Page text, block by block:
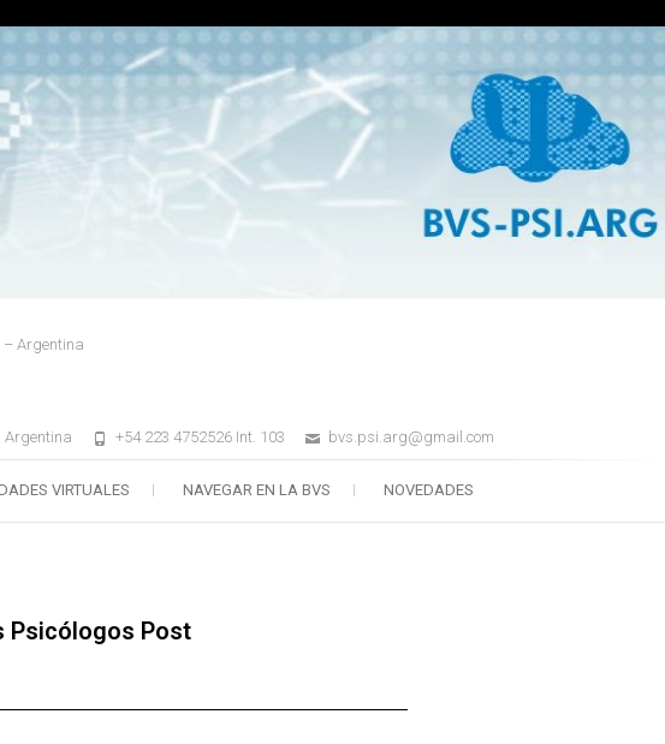
– Argentina
Argentina +54 223 4752526 Int. 103 bvs.psi.arg@gmail.com
VIRTUALES NAVEGAR EN LA BVS NOVEDADES
Psicólogos Post